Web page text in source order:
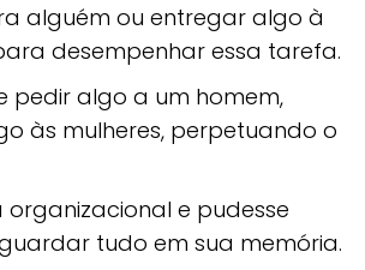
alguém ou entregar algo à
desempenhar essa tarefa.
pedir algo a um homem,
às mulheres, perpetuando o
e pudesse
tudo em sua memória.